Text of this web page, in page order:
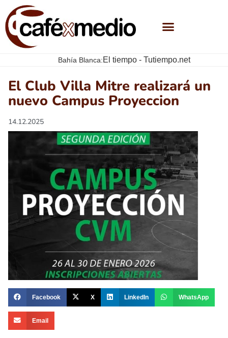
Bahía Blanca:El tiempo - Tutiempo.net
El Club Villa Mitre realizará un
nuevo Campus Proyeccion
14.12.2025
Facebook X LinkedIn WhatsApp
Email